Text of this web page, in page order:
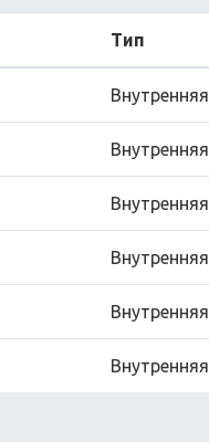
Тип
Внутренняя
Внутренняя
Внутренняя
Внутренняя
Внутренняя
Внутренняя